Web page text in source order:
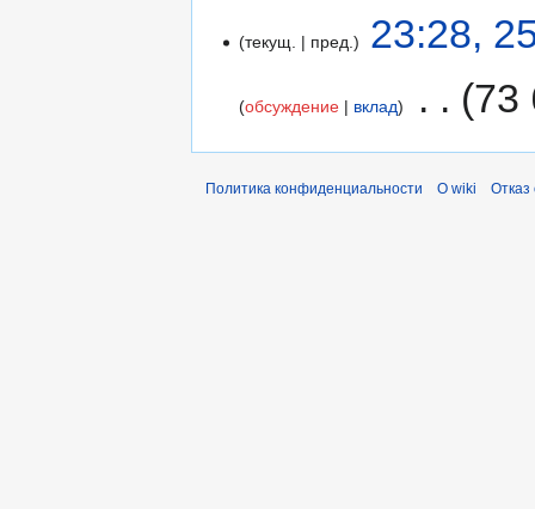
текущ. пред. 23:28,
обсуждение вклад 73
Политика конфиденциальности О wiki Отказ